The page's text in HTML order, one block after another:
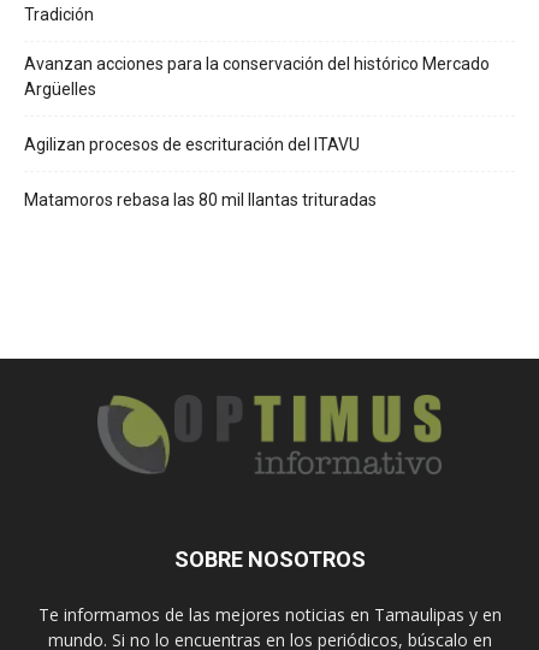
Tradición
Avanzan acciones para la conservación del histórico Mercado
Argüelles
Agilizan procesos de escrituración del ITAVU
Matamoros rebasa las 80 mil llantas trituradas
SOBRE NOSOTROS
Te informamos de las mejores noticias en Tamaulipas y en
mundo. Si no lo encuentras en los periódicos, búscalo en